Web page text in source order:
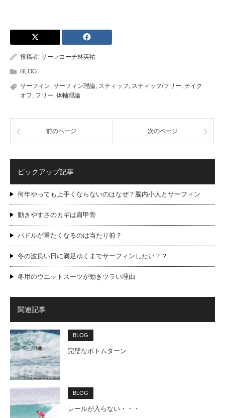
投稿者: サーフコーチ林英祐
BLOG
サーフィン, サーフィン理論, スティッフ, スティッフ/フリー, テイク
オフ, フリー, 体軸理論
前のページ 次のページ
ピックアップ記事
何年やっても上手くならないのはなぜ？脳内小人とサーフィン
動きやすさのカギは肩甲骨
パドルが重たくなるのは当たり前？
冬の波良い日に満足ゆくまでサーフィンしたい？？
冬用のウエットスーツが動きツラい理由
関連記事
BLOG
完璧なボトムターン
BLOG
レールが入らない・・・